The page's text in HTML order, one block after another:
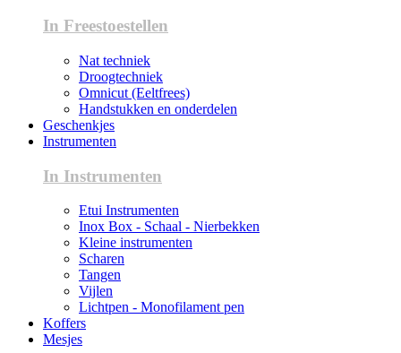
In Freestoestellen
Nat techniek
Droogtechniek
Omnicut (Eeltfrees)
Handstukken en onderdelen
Geschenkjes
Instrumenten
In Instrumenten
Etui Instrumenten
Inox Box - Schaal - Nierbekken
Kleine instrumenten
Scharen
Tangen
Vijlen
Lichtpen - Monofilament pen
Koffers
Mesjes